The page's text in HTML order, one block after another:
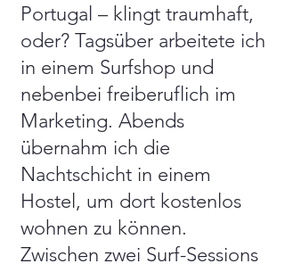
Portugal – klingt traumhaft,
oder? Tagsüber arbeitete ich
in einem Surfshop und
nebenbei freiberuflich im
Marketing. Abends
übernahm ich die
Nachtschicht in einem
Hostel, um dort kostenlos
wohnen zu können.
Zwischen zwei Surf-Sessions